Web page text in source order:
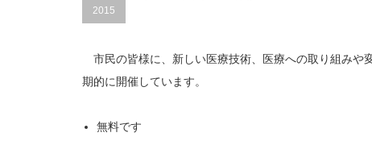
2015
市民の皆様に、新しい医療技術、医療への取り組みや
期的に開催しています。
無料です